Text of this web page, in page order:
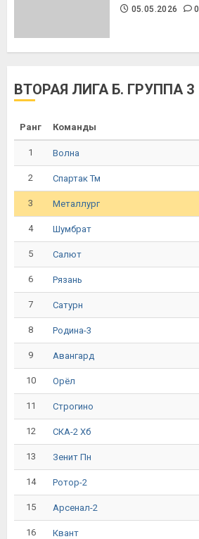
05.05.2026 0
ВТОРАЯ ЛИГА Б. ГРУППА 3
Ранг Команды
1 Волна
2 Спартак Тм
3 Металлург
4 Шумбрат
5 Салют
6 Рязань
7 Сатурн
8 Родина-3
9 Авангард
10 Орёл
11 Строгино
12 СКА-2 Хб
13 Зенит Пн
14 Ротор-2
15 Арсенал-2
16 Квант